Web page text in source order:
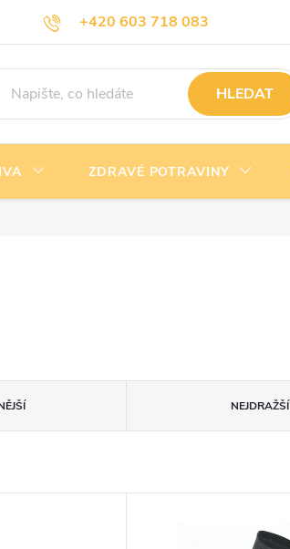
+420 603 718 083
info@nejlevnejsivyziva.cz
Doprava a platba Kontakty
HLEDAT
ZDRAVÉ POTRAVINY
NEJDRAŽŠÍ